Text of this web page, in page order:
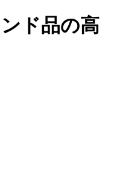
ド品の高